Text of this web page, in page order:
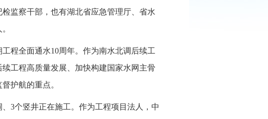
监察干部，也有湖北省应急管理厅、省水
程全面通水10周年。作为南水北调后续工
工程高质量发展、加快构建国家水网主骨
护航的重点。
3个竖井正在施工。作为工程项目法人，中